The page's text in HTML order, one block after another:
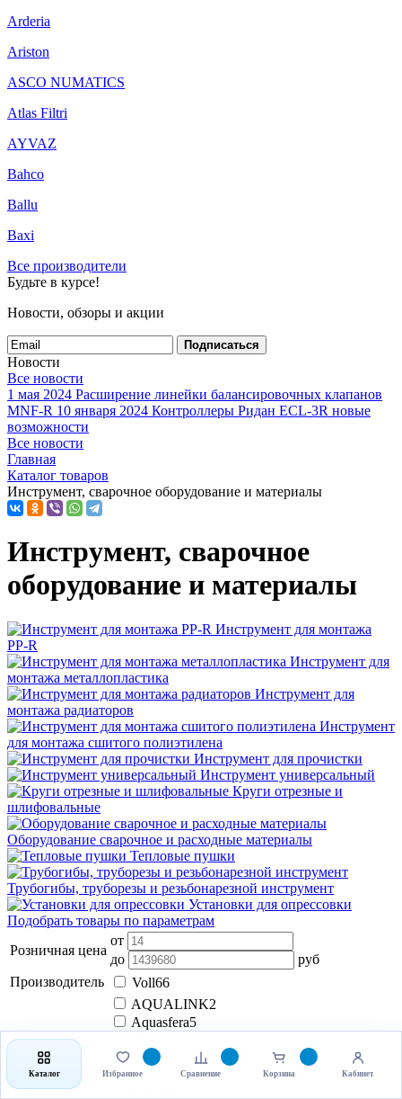
Arderia
Ariston
ASCO NUMATICS
Atlas Filtri
AYVAZ
Bahco
Ballu
Baxi
Все производители
Будьте в курсе!
Новости, обзоры и акции
Подписаться
Новости
Все новости
1 мая 2024 Расширение линейки балансировочных клапанов
MNF-R 10 января 2024 Контроллеры Ридан ECL-3R новые
возможности
Все новости
Главная
Каталог товаров
Инструмент, сварочное оборудование и материалы
Инструмент, сварочное
оборудование и материалы
Инструмент для монтажа
PP-R
Инструмент для
монтажа металлопластика
Инструмент для
монтажа радиаторов
Инструмент
для монтажа сшитого полиэтилена
Инструмент для прочистки
Инструмент универсальный
Круги отрезные и
шлифовальные
Оборудование сварочное и расходные материалы
Тепловые пушки
Трубогибы, труборезы и резьбонарезной инструмент
Установки для опрессовки
Подобрать товары по параметрам
Розничная цена
от
до
руб
Производитель
Voll66
AQUALINK2
Aquasfera5
BAIER
BENDTOOLS1
Каталог Избранное Сравнение Корзина Кабинет